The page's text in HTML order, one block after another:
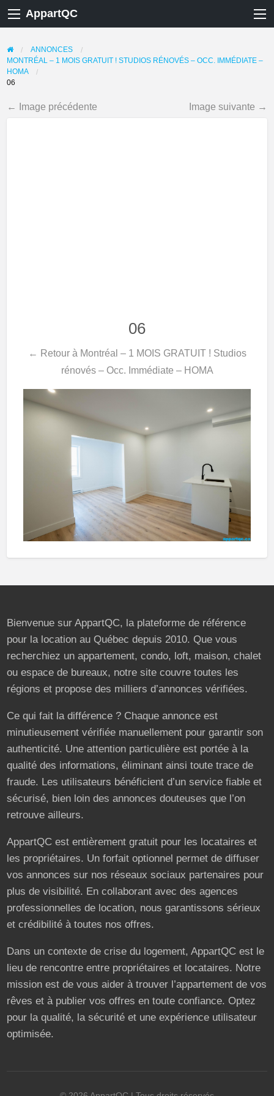
AppartQC
ANNONCES
MONTRÉAL – 1 MOIS GRATUIT ! STUDIOS RÉNOVÉS – OCC. IMMÉDIATE –
HOMA
06
← Image précédente Image suivante →
06
← Retour à Montréal – 1 MOIS GRATUIT ! Studios
rénovés – Occ. Immédiate – HOMA
Bienvenue sur AppartQC, la plateforme de référence
pour la location au Québec depuis 2010. Que vous
recherchiez un appartement, condo, loft, maison, chalet
ou espace de bureaux, notre site couvre toutes les
régions et propose des milliers d’annonces vérifiées.
Ce qui fait la différence ? Chaque annonce est
minutieusement vérifiée manuellement pour garantir son
authenticité. Une attention particulière est portée à la
qualité des informations, éliminant ainsi toute trace de
fraude. Les utilisateurs bénéficient d’un service fiable et
sécurisé, bien loin des annonces douteuses que l’on
retrouve ailleurs.
AppartQC est entièrement gratuit pour les locataires et
les propriétaires. Un forfait optionnel permet de diffuser
vos annonces sur nos réseaux sociaux partenaires pour
plus de visibilité. En collaborant avec des agences
professionnelles de location, nous garantissons sérieux
et crédibilité à toutes nos offres.
Dans un contexte de crise du logement, AppartQC est le
lieu de rencontre entre propriétaires et locataires. Notre
mission est de vous aider à trouver l’appartement de vos
rêves et à publier vos offres en toute confiance. Optez
pour la qualité, la sécurité et une expérience utilisateur
optimisée.